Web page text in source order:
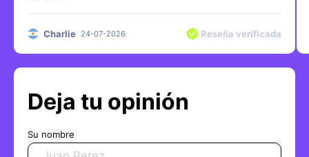
Charlie 24-07-2026 Reseña verificada
Deja tu opinión
Su nombre